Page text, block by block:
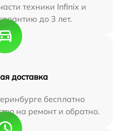
техники Infinix и
до 3 лет.
доставка
бесплатно
на ремонт и обратно.